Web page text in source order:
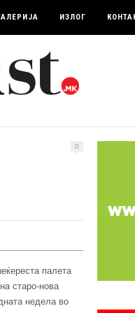
ИЗЛОГ
0
палета
старо-нова
недела во